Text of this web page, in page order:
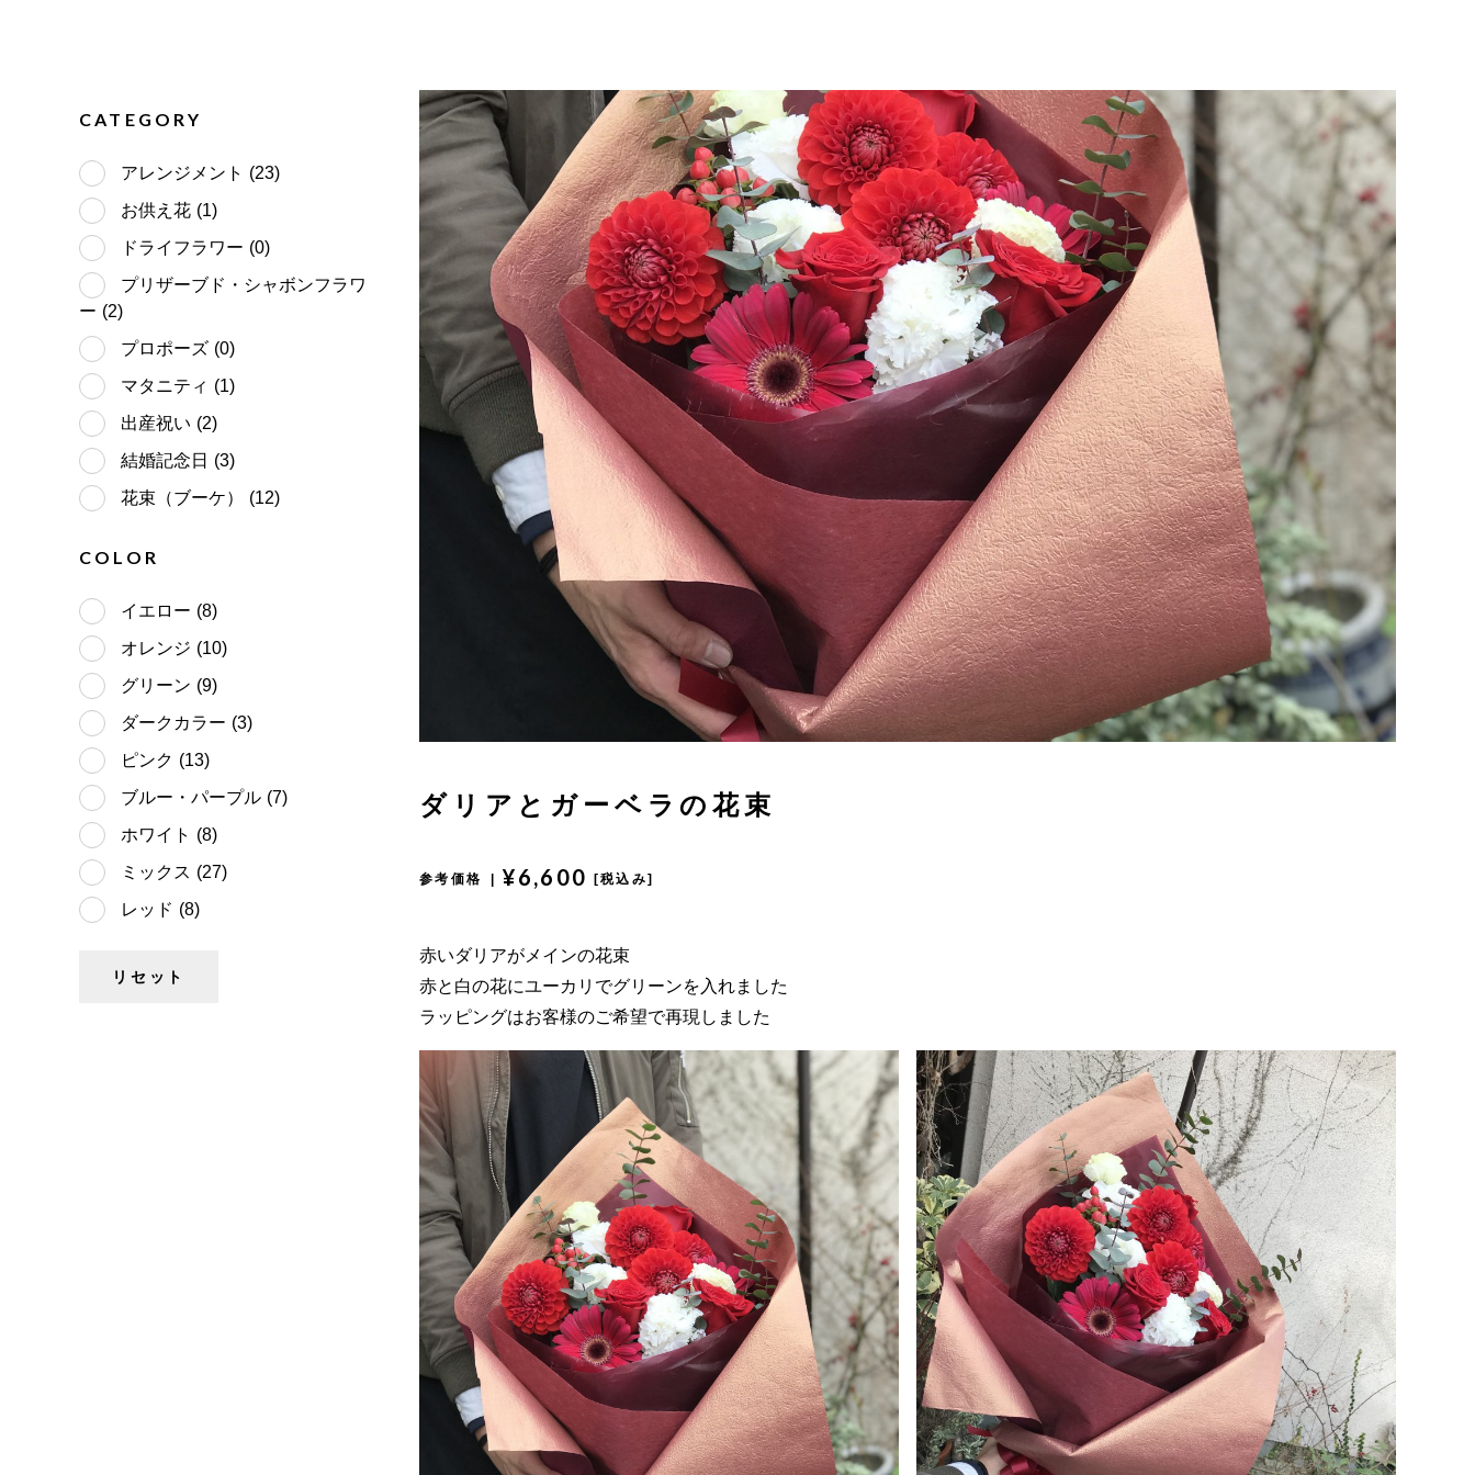
ダリアとガーベラの花束
参考価格 | ¥6,600 [税込み]
赤いダリアがメインの花束
赤と白の花にユーカリでグリーンを入れました
ラッピングはお客様のご希望で再現しました
CATEGORY
アレンジメント (23)
お供え花 (1)
ドライフラワー (0)
プリザーブド・シャボンフラワ
ー (2)
プロポーズ (0)
マタニティ (1)
出産祝い (2)
結婚記念日 (3)
花束（ブーケ）
(12)
COLOR
イエロー (8)
オレンジ (10)
グリーン (9)
ダークカラー (3)
ピンク (13)
ブルー・パープル (7)
ホワイト (8)
ミックス (27)
レッド (8)